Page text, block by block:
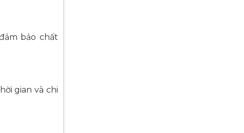
bảo chất
gian và chi